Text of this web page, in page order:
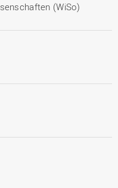
(WiSo)